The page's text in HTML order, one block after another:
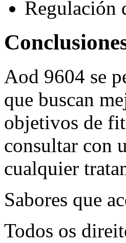
Regulación
Aod 9604 se
que buscan
objetivos de
consultar con
cualquier
Sabores que
Todos os